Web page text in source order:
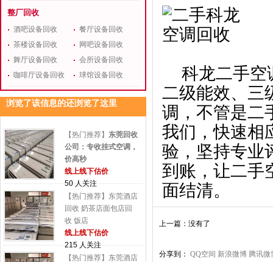
整厂回收
酒吧设备回收
餐厅设备回收
茶楼设备回收
网吧设备回收
舞厅设备回收
会所设备回收
咖啡厅设备回收
球馆设备回收
浏览了该信息的还浏览了这里
【热门推荐】 东莞回收
公司：专收挂式空调，
价高秒
线上线下估价
50 人关注
【热门推荐】东莞酒店
回收 奶茶店面包店回
收 饭店
线上线下估价
215 人关注
【热门推荐】东莞酒店
科龙二手空
二级能效、三
调，不管是二
我们，快速相
验，坚持专业
到账，让二手
面结清。
上一篇：没有了
分享到： QQ空间 新浪微博 腾讯微